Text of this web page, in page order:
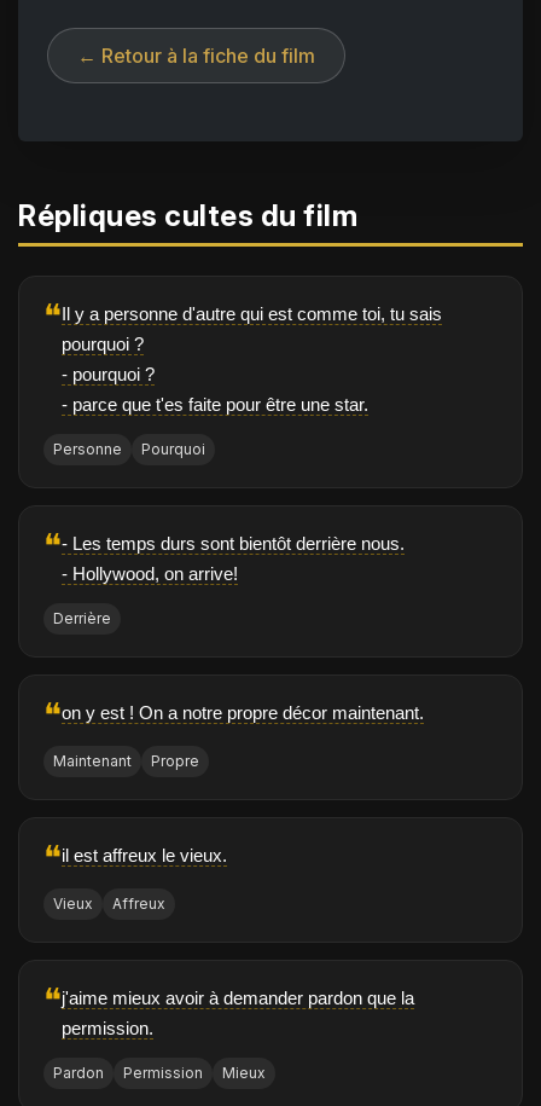
← Retour à la fiche du film
Répliques cultes du film
❝Il y a personne d'autre qui est comme toi, tu sais
pourquoi ?
- pourquoi ?
- parce que t'es faite pour être une star.
Personne Pourquoi
❝- Les temps durs sont bientôt derrière nous.
- Hollywood, on arrive!
Derrière
❝on y est ! On a notre propre décor maintenant.
Maintenant Propre
❝il est affreux le vieux.
Vieux Affreux
❝j'aime mieux avoir à demander pardon que la
permission.
Pardon Permission Mieux